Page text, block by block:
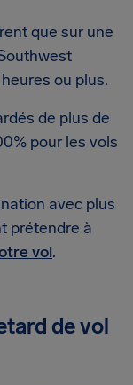
que sur une
ou plus.
de plus de
pour les vols
avec plus
prétendre à
vol.
de vol